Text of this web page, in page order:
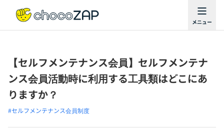
【セルフメンテナンス会員】セルフメンテナ
ンス会員活動時に利用する工具類はどこにあ
りますか？
#セルフメンテナンス会員制度